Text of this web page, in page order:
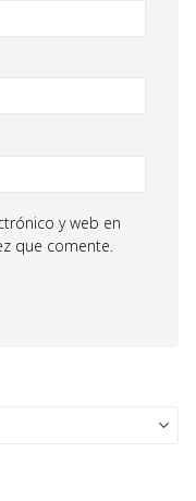
y web en
que comente.